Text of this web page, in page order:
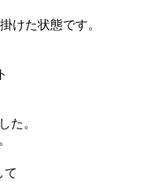
けた状態です。
た。
て